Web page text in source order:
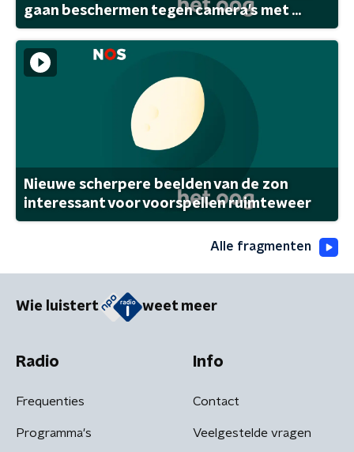
gaan beschermen tegen camera's met ...
Nieuwe scherpere beelden van de zon
interessant voor voorspellen ruimteweer
Alle fragmenten
Wie luistert weet meer
Radio
Frequenties
Programma's
Info
Contact
Veelgestelde vragen